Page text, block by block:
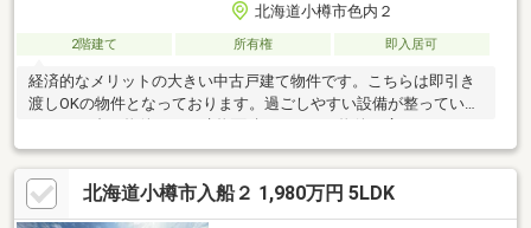
北海道小樽市色内２
2階建て 所有権 即入居可
経済的なメリットの大きい中古戸建て物件です。こちらは即引き
渡しOKの物件となっております。過ごしやすい設備が整っている
す。物件から駅まで徒歩9分です。
北海道小樽市入船２ 1,980万円 5LDK